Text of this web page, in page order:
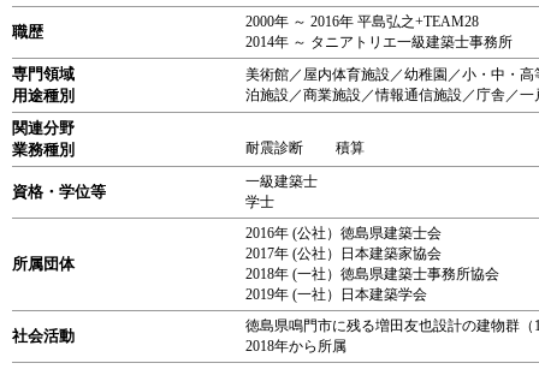
職歴
2000年 ～ 2016年 平島弘之+TEAM28
2014年 ～ タニアトリエ一級建築士事務所
専門領域
用途種別
美術館／屋内体育施設／幼稚園／小・中・
泊施設／商業施設／情報通信施設／庁舎／
関連分野
業務種別
耐震診断 積算
資格・学位等
一級建築士
学士
所属団体
2016年 (公社）徳島県建築士会
2017年 (公社）日本建築家協会
2018年 (一社）徳島県建築士事務所協会
2019年 (一社）日本建築学会
社会活動
徳島県鳴門市に残る増田友也設計の建物群
2018年から所属